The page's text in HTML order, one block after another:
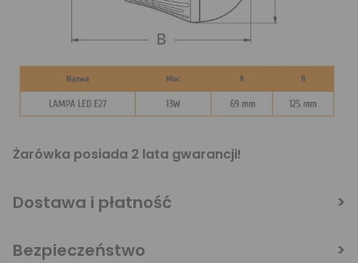
Żarówka posiada 2 lata gwarancji!
Dostawa i płatność
Bezpieczeństwo